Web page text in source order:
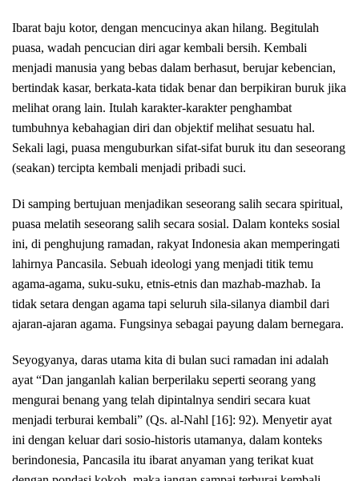
Ibarat baju kotor, dengan mencucinya akan hilang. Begitulah
puasa, wadah pencucian diri agar kembali bersih. Kembali
menjadi manusia yang bebas dalam berhasut, berujar kebencian,
bertindak kasar, berkata-kata tidak benar dan berpikiran buruk jika
melihat orang lain. Itulah karakter-karakter penghambat
tumbuhnya kebahagian diri dan objektif melihat sesuatu hal.
Sekali lagi, puasa menguburkan sifat-sifat buruk itu dan seseorang
(seakan) tercipta kembali menjadi pribadi suci.
Di samping bertujuan menjadikan seseorang salih secara spiritual,
puasa melatih seseorang salih secara sosial. Dalam konteks sosial
ini, di penghujung ramadan, rakyat Indonesia akan memperingati
lahirnya Pancasila. Sebuah ideologi yang menjadi titik temu
agama-agama, suku-suku, etnis-etnis dan mazhab-mazhab. Ia
tidak setara dengan agama tapi seluruh sila-silanya diambil dari
ajaran-ajaran agama. Fungsinya sebagai payung dalam bernegara.
Seyogyanya, daras utama kita di bulan suci ramadan ini adalah
ayat “Dan janganlah kalian berperilaku seperti seorang yang
mengurai benang yang telah dipintalnya sendiri secara kuat
menjadi terburai kembali” (Qs. al-Nahl [16]: 92). Menyetir ayat
ini dengan keluar dari sosio-historis utamanya, dalam konteks
berindonesia, Pancasila itu ibarat anyaman yang terikat kuat